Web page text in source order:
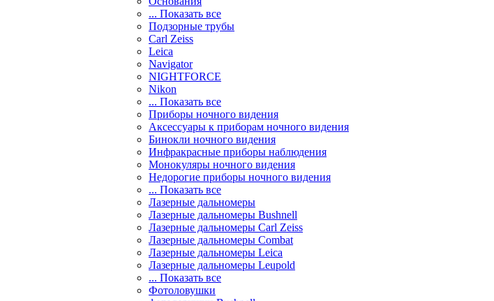
... Показать все
Подзорные трубы
Carl Zeiss
Leica
Navigator
NIGHTFORCE
Nikon
... Показать все
Приборы ночного видения
Аксессуары к приборам ночного видения
Бинокли ночного видения
Инфракрасные приборы наблюдения
Монокуляры ночного видения
Недорогие приборы ночного видения
... Показать все
Лазерные дальномеры
Лазерные дальномеры Bushnell
Лазерные дальномеры Carl Zeiss
Лазерные дальномеры Combat
Лазерные дальномеры Leica
Лазерные дальномеры Leupold
... Показать все
Фотоловушки